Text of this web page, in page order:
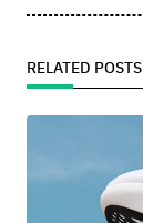
RELATED POSTS